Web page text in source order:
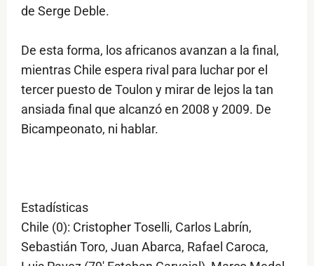
de Serge Deble.
De esta forma, los africanos avanzan a la final,
mientras Chile espera rival para luchar por el
tercer puesto de Toulon y mirar de lejos la tan
ansiada final que alcanzó en 2008 y 2009. De
Bicampeonato, ni hablar.
Estadísticas
Chile (0): Cristopher Toselli, Carlos Labrín,
Sebastián Toro, Juan Abarca, Rafael Caroca,